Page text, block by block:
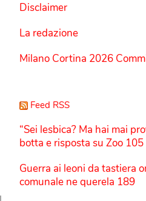
Disclaimer
La redazione
Milano Cortina 2026
Feed RSS
“Sei lesbica? Ma hai mai
botta e risposta su Zoo 105
Guerra ai leoni da tastiera
comunale ne querela 189